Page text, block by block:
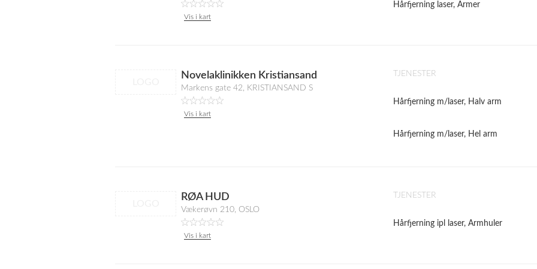
Vis i kart
Hårfjerning laser, Armer
Novelaklinikken Kristiansand
Markens gate 42, KRISTIANSAND S
Vis i kart
TJENESTER
Hårfjerning m/laser, Halv arm
Hårfjerning m/laser, Hel arm
RØA HUD
Vækerøvn 210, OSLO
Vis i kart
TJENESTER
Hårfjerning ipl laser, Armhuler